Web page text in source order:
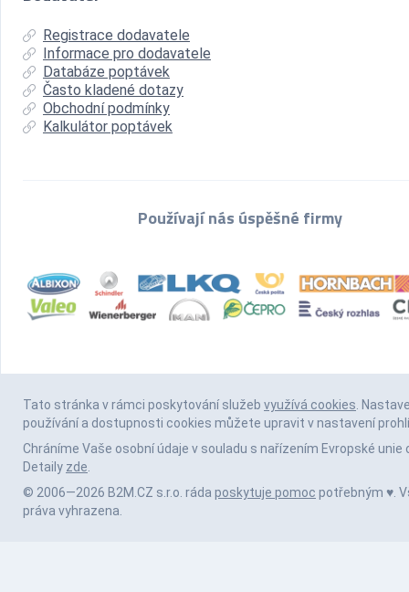
Registrace dodavatele
Informace pro dodavatele
Databáze poptávek
Často kladené dotazy
Obchodní podmínky
Kalkulátor poptávek
Používají nás úspěšné firmy
Tato stránka v rámci poskytování služeb využívá cookies .
používání a dostupnosti cookies můžete upravit v nastavení
Chráníme Vaše osobní údaje v souladu s nařízením Evropské unie
Detaily zde
© 2006—2026 B2M.CZ s.r.o. ráda poskytuje pomoc potřebným ♥️.
práva vyhrazena.